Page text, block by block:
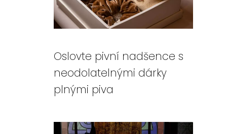
Oslovte pivní nadšence s
neodolatelnými dárky
plnými piva